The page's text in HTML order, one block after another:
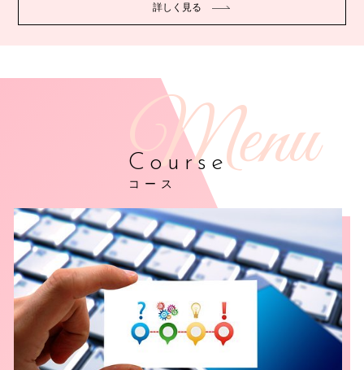
詳しく見る
Course
コース